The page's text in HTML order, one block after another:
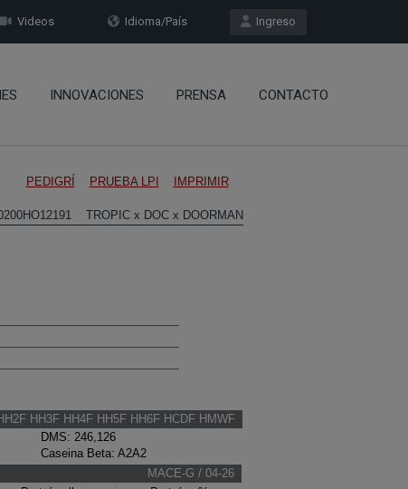
Ingreso
Idioma/País
Videos
INNOVACIONES PRENSA CONTACTO